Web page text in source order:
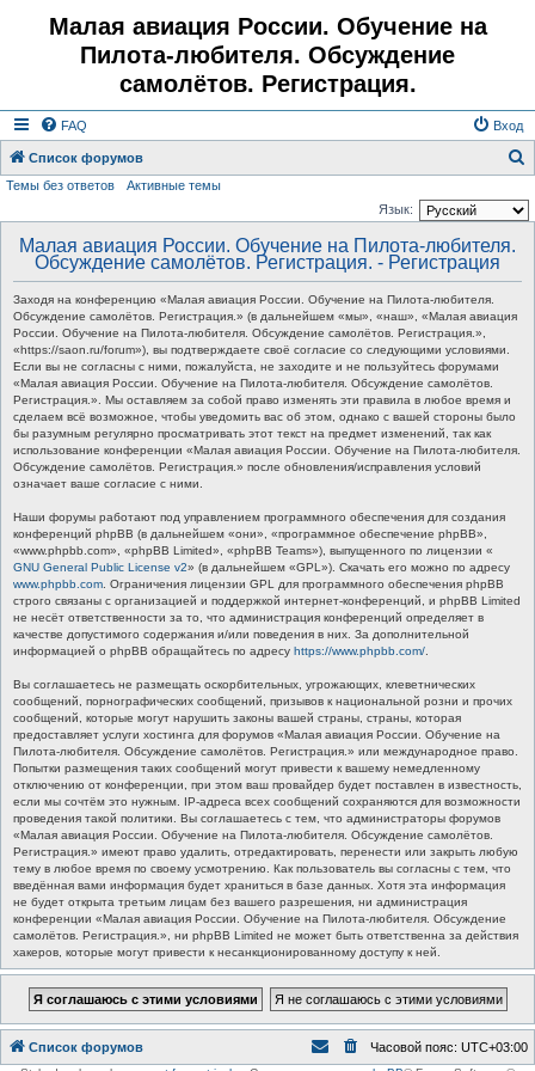
Малая авиация России. Обучение на
Пилота-любителя. Обсуждение
самолётов. Регистрация.
FAQ Вход
Список форумов
Темы без ответов
Активные темы
Язык:
Малая авиация России. Обучение на Пилота-любителя.
Обсуждение самолётов. Регистрация. - Регистрация
Заходя на конференцию «Малая авиация России. Обучение на Пилота-любителя.
Обсуждение самолётов. Регистрация.» (в дальнейшем «мы», «наш», «Малая авиация
России. Обучение на Пилота-любителя. Обсуждение самолётов. Регистрация.»,
«https://saon.ru/forum»), вы подтверждаете своё согласие со следующими условиями.
Если вы не согласны с ними, пожалуйста, не заходите и не пользуйтесь форумами
«Малая авиация России. Обучение на Пилота-любителя. Обсуждение самолётов.
Регистрация.». Мы оставляем за собой право изменять эти правила в любое время и
сделаем всё возможное, чтобы уведомить вас об этом, однако с вашей стороны было
бы разумным регулярно просматривать этот текст на предмет изменений, так как
использование конференции «Малая авиация России. Обучение на Пилота-любителя.
Обсуждение самолётов. Регистрация.» после обновления/исправления условий
означает ваше согласие с ними.
Наши форумы работают под управлением программного обеспечения для создания
конференций phpBB (в дальнейшем «они», «программное обеспечение phpBB»,
«www.phpbb.com», «phpBB Limited», «phpBB Teams»), выпущенного по лицензии «
GNU General Public License v2» (в дальнейшем «GPL»). Скачать его можно по адресу
www.phpbb.com . Ограничения лицензии GPL для программного обеспечения phpBB
строго связаны с организацией и поддержкой интернет-конференций, и phpBB Limited
не несёт ответственности за то, что администрация конференций определяет в
качестве допустимого содержания и/или поведения в них. За дополнительной
информацией о phpBB обращайтесь по адресу https://www.phpbb.com/
Вы соглашаетесь не размещать оскорбительных, угрожающих, клеветнических
сообщений, порнографических сообщений, призывов к национальной розни и прочих
сообщений, которые могут нарушить законы вашей страны, страны, которая
предоставляет услуги хостинга для форумов «Малая авиация России. Обучение на
Пилота-любителя. Обсуждение самолётов. Регистрация.» или международное право.
Попытки размещения таких сообщений могут привести к вашему немедленному
отключению от конференции, при этом ваш провайдер будет поставлен в известность,
если мы сочтём это нужным. IP-адреса всех сообщений сохраняются для возможности
проведения такой политики. Вы соглашаетесь с тем, что администраторы форумов
«Малая авиация России. Обучение на Пилота-любителя. Обсуждение самолётов.
Регистрация.» имеют право удалить, отредактировать, перенести или закрыть любую
тему в любое время по своему усмотрению. Как пользователь вы согласны с тем, что
введённая вами информация будет храниться в базе данных. Хотя эта информация
не будет открыта третьим лицам без вашего разрешения, ни администрация
конференции «Малая авиация России. Обучение на Пилота-любителя. Обсуждение
самолётов. Регистрация.», ни phpBB Limited не может быть ответственна за действия
хакеров, которые могут привести к несанкционированному доступу к ней.
Список форумов Часовой пояс: UTC+03:00